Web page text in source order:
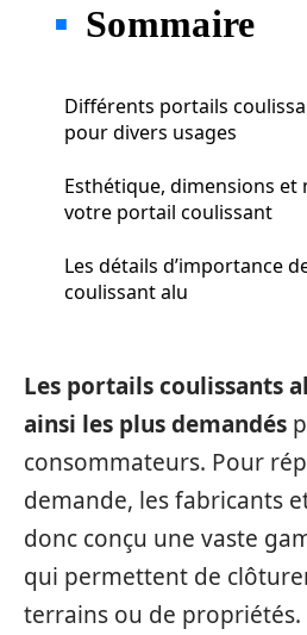
Sommaire
Différents portails
pour divers usages
Esthétique, dimensions
votre portail coulissant
Les détails d’importance
coulissant alu
Les portails coulissants
ainsi les plus demandés
consommateurs. Pour
demande, les fabricants
donc conçu une vaste
qui permettent de
terrains ou de propriétés.